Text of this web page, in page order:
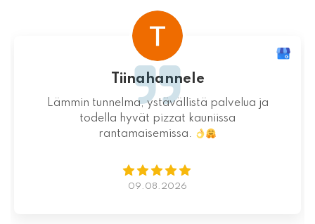
Terhi Vornanen
Varmuudella Pohjois-Karjalan parhaat pizzat!
Itsessään paikka ei valitettavasti ole
mitenkään idyllinen.